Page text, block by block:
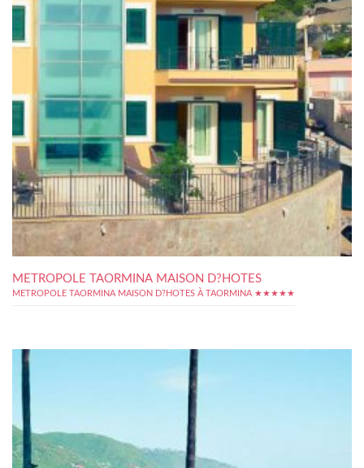
METROPOLE TAORMINA MAISON D?HOTES
METROPOLE TAORMINA MAISON D?HOTES À TAORMINA ★★★★★